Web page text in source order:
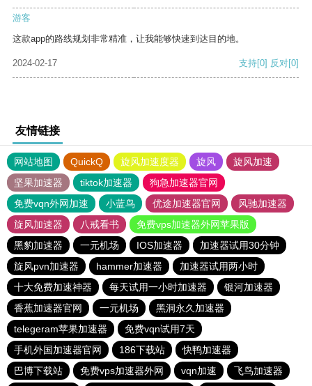
游客
这款app的路线规划非常精准，让我能够快速到达目的地。
2024-02-17 支持[0] 反对[0]
友情链接
网站地图 QuickQ 旋风加速度器 旋风
旋风加速
坚果加速器
tiktok加速器
狗急加速器官网
免费vqn外网加速
小蓝鸟 优途加速器官网
风驰加速器
旋风加速器
八戒看书
免费vps加速器外网苹果版
黑豹加速器
一元机场 IOS加速器
加速器试用30分钟
旋风pvn加速器
hammer加速器
加速器试用两小时
十大免费加速神器
每天试用一小时加速器
银河加速器
香蕉加速器官网
一元机场
黑洞永久加速器
telegeram苹果加速器
免费vqn试用7天
手机外国加速器官网
186下载站
快鸭加速器
巴博下载站
免费vps加速器外网 vqn加速 飞鸟加速器